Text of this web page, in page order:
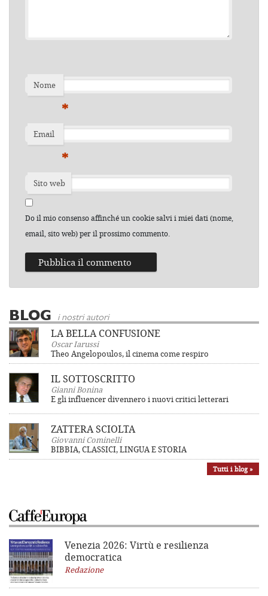
Nome
*
Email
*
Sito web
Do il mio consenso affinché un cookie salvi i miei dati (nome,
email, sito web) per il prossimo commento.
BLOG i nostri autori
LA BELLA CONFUSIONE
Oscar Iarussi
Theo Angelopoulos, il cinema come respiro
IL SOTTOSCRITTO
Gianni Bonina
E gli influencer divennero i nuovi critici letterari
ZATTERA SCIOLTA
Giovanni Cominelli
BIBBIA, CLASSICI, LINGUA E STORIA
Tutti i blog »
Venezia 2026: Virtù e resilienza
democratica
Redazione